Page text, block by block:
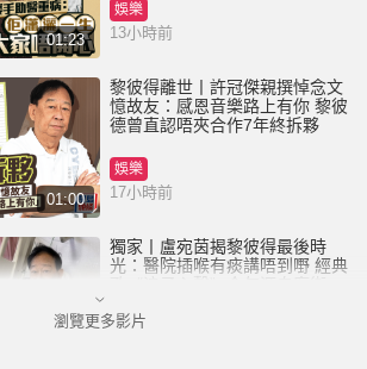
01:23
娛樂
13小時前
01:00
黎彼得離世丨許冠傑親撰悼念文
憶故友：感恩音樂路上有你 黎彼
德曾直認唔夾合作7年終拆夥
娛樂
17小時前
獨家丨盧宛茵揭黎彼得最後時
光：醫院插喉有痰講唔到嘢 經典
娛樂
瀏覽更多影片